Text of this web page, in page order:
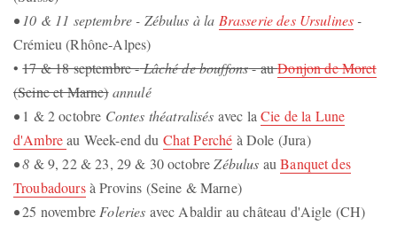
• 10 & 11 septembre - Zébulus à la Brasserie des Ursulines -
Crémieu (Rhône-Alpes)
•17 & 18 septembre -Lâché de bouffons- auDonjon de Moret
(Seine et Marne) annulé
• 1 & 2 octobre Contes théatralisés avec laCie de la Lune
d'Ambreau Week-end du Chat Perché à Dole (Jura)
• 8 & 9, 22 & 23, 29 & 30 octobreZébulus auBanquet des
Troubadoursà Provins (Seine & Marne)
•25 novembre Foleries avec Abaldir au château d'Aigle (CH)